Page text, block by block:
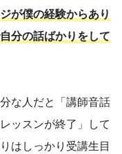
が僕の経験からあり
分の話ばかりをして
な人だと「講師音話
ッスンが終了」して
はしっかり受講生目